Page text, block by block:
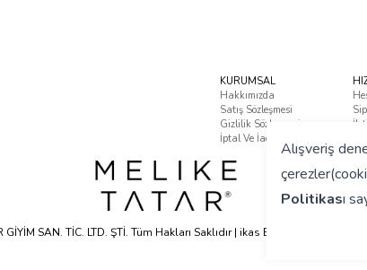
Alışveriş
Politikası
KURUMSAL
Hakkımızda
Satış Sözleşmesi
Gizlilik Sözleşmesi
İptal Ve İade Koşulları
SAN. TİC. LTD. ŞTİ. Tüm Hakları Saklıdır | ikas E-ticaret Altyapısyla